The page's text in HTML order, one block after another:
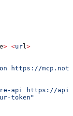
e> <url >
https://
api
https://
token"